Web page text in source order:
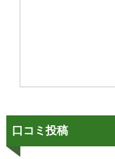
口コミ投稿